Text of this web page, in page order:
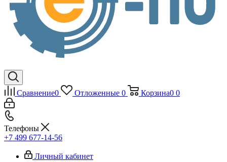
Сравнение0 Отложенные 0 Корзина0 0
Телефоны
+7 499 677-14-56
Личный кабинет